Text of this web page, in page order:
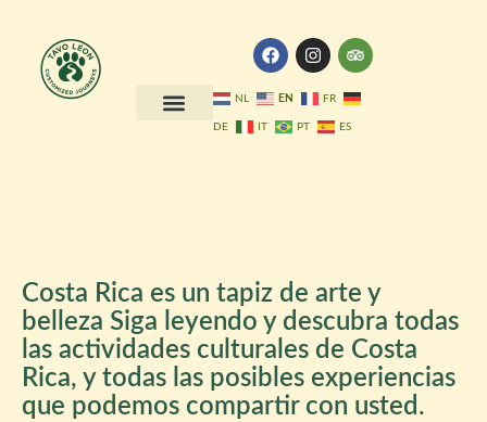
content
F
a
e
o
I
n
t
g
T
r
p
NL EN FR
DE IT PT ES
Costa Rica es un tapiz de arte y
belleza Siga leyendo y descubra todas
las actividades culturales de Costa
Rica, y todas las posibles experiencias
que podemos compartir con usted.